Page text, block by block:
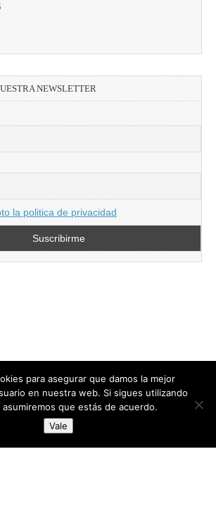
NEWSLETTER
la politica de privacidad
directoresdeseguridad.es
Andaluz de Estudios y Entrenamiento
para asegurar que damos la mejor
en nuestra web. Si sigues utilizando
que estás de acuerdo.
Vale